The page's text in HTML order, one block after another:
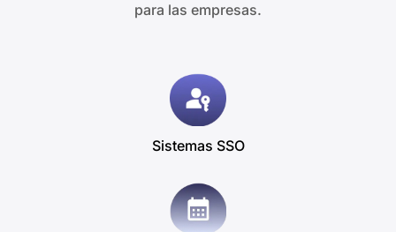
para las empresas.
Sistemas SSO